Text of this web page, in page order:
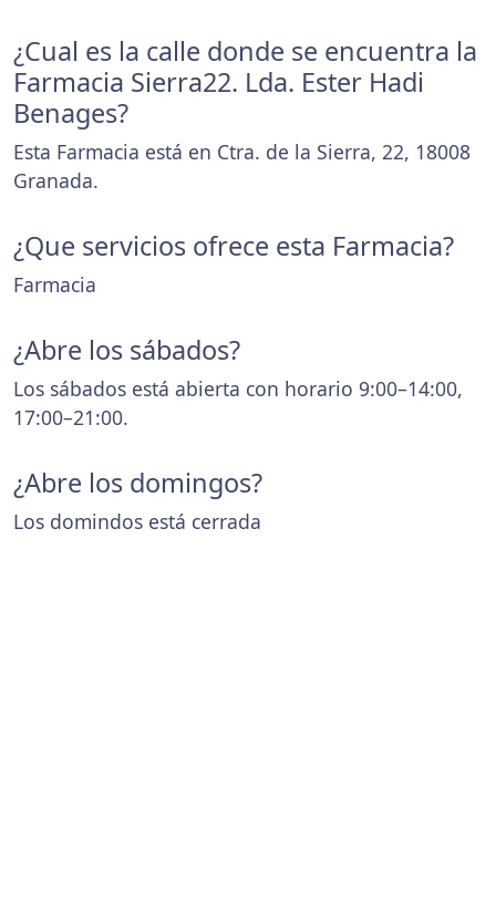
¿Cual es la calle donde se encuentra la
Farmacia Sierra22. Lda. Ester Hadi
Benages?
Esta Farmacia está en Ctra. de la Sierra, 22, 18008
Granada.
¿Que servicios ofrece esta Farmacia?
Farmacia
¿Abre los sábados?
Los sábados está abierta con horario 9:00–14:00,
17:00–21:00.
¿Abre los domingos?
Los domindos está cerrada